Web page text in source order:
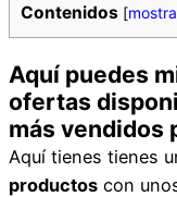
Contenidos [
Aquí puedes
ofertas
más vendidos
Aquí tienes tienes
productos con